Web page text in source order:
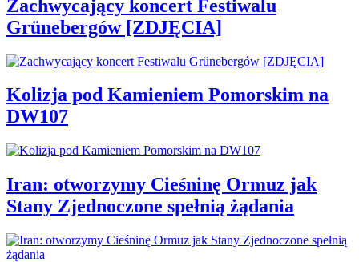
Zachwycający koncert Festiwalu
Grünebergów [ZDJĘCIA]
Kolizja pod Kamieniem Pomorskim na
DW107
Iran: otworzymy Cieśninę Ormuz jak
Stany Zjednoczone spełnią żądania